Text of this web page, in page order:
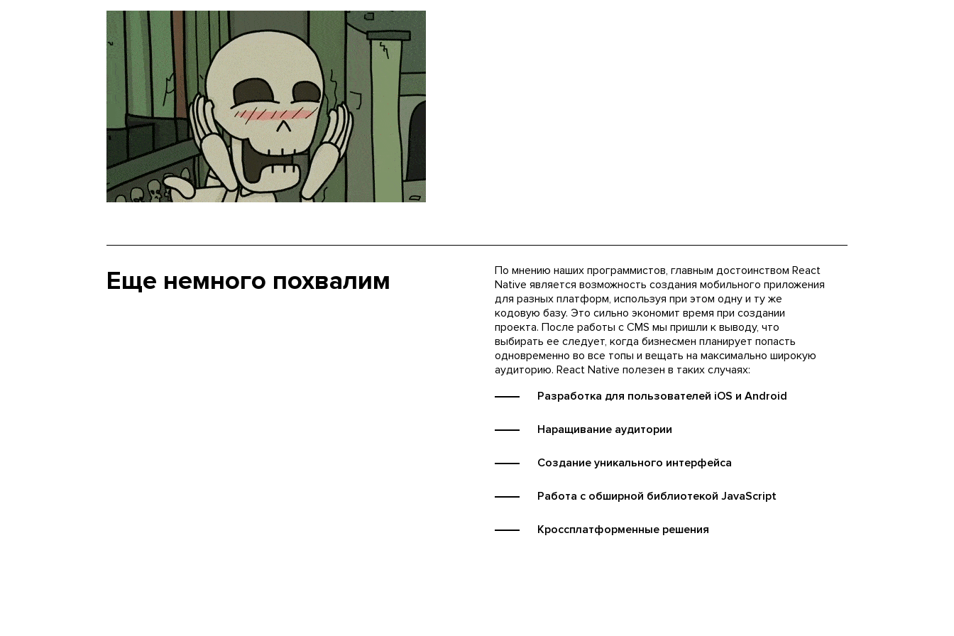
Еще немного похвалим
По мнению наших программистов, главным достоинством React
Native является возможность создания мобильного приложения
для разных платформ, используя при этом одну и ту же
кодовую базу. Это сильно экономит время при создании
проекта. После работы с CMS мы пришли к выводу, что
выбирать ее следует, когда бизнесмен планирует попасть
одновременно во все топы и вещать на максимально широкую
аудиторию. React Native полезен в таких случаях:
Разработка для пользователей iOS и Android
Наращивание аудитории
Создание уникального интерфейса
Работа с обширной библиотекой JavaScript
Кроссплатформенные решения